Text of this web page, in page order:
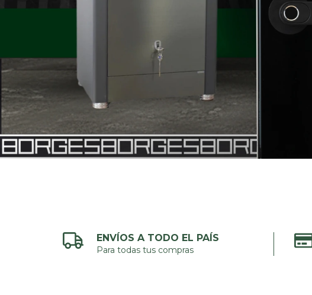
ENVÍOS A TODO EL PAÍS
Para todas tus compras